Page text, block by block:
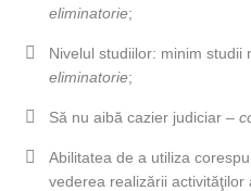
eliminatorie;
Nivelul studiilor: minim studii
eliminatorie;
Să nu aibă cazier judiciar –
Abilitatea de a utiliza
vederea realizării